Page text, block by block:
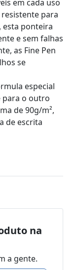
em cada uso
para
esta ponteira
e sem falhas
as Fine Pen
se
especial
para o outro
de 90g/m²,
de escrita
na
a gente.